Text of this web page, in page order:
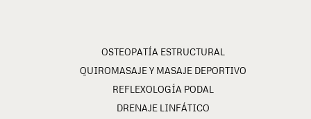
OSTEOPATÍA ESTRUCTURAL
QUIROMASAJE Y MASAJE DEPORTIVO
REFLEXOLOGÍA PODAL
DRENAJE LINFÁTICO